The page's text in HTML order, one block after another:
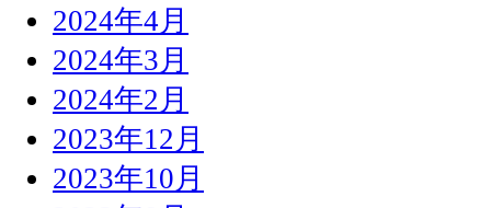
2024年4月
2024年3月
2024年2月
2023年12月
2023年10月